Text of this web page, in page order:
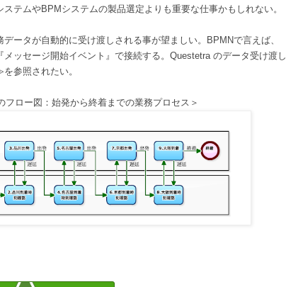
テムやBPMシステムの製品選定よりも重要な仕事かもしれない。
ータが自動的に受け渡しされる事が望ましい。BPMNで言えば、
メッセージ開始イベント』で接続する。Questetra のデータ受け渡し
参照されたい。
フロー図：始発から終着までの業務プロセス＞